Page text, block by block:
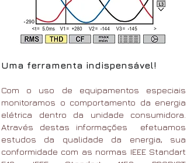
Uma ferramenta indispensável!
Com o uso de equipamentos especiais
monitoramos o comportamento da energia
elétrica dentro da unidade consumidora.
Através destas informações efetuamos
estudos da qualidade da energia, sua
conformidade com as normas IEEE Standart